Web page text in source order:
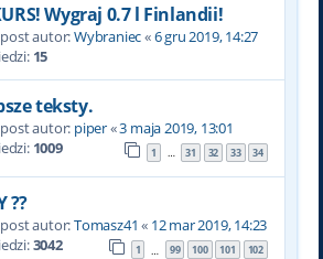
Wygraj 0.7 l Finlandii!
autor:Wybraniec«6 gru 2019, 14:27
15
teksty.
autor: piper«3 maja 2019, 13:01
1009 1 … 31 32 33 34
??
autor:Tomasz41 « 12 mar 2019, 14:23
3042 1 … 99 100 101 102